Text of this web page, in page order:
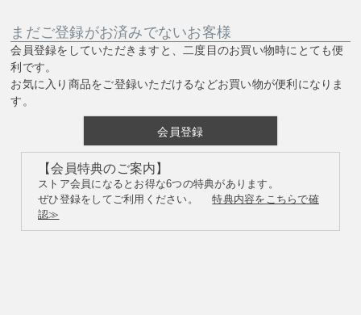
まだご登録がお済みでないお客様
会員登録をしていただきますと、二度目のお買い物時にとても便
利です。
お気に入り商品をご登録いただけるなどお買い物が便利になりま
す。
会員登録
【会員特典のご案内】
ストア会員になるとお得な6つの特典があります。
ぜひ登録をしてご利用ください。特典内容をこちらで確
認≫